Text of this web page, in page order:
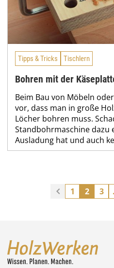
Tipps & Tricks Tischlern
Bohren mit der
Beim Bau von Möbeln
vor, dass man in große
Löcher bohren muss.
Standbohrmaschine dazu
Ausladung hat und auch
1 2 3